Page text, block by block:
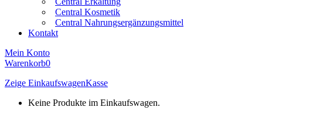
Central Kosmetik
Central Nahrungsergänzungsmittel
Kontakt
Mein Konto
Warenkorb0
Zeige EinkaufswagenKasse
Keine Produkte im Einkaufswagen.